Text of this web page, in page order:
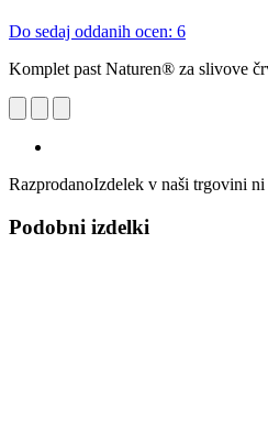
Do sedaj oddanih ocen: 6
Komplet past Naturen® za slivove
RazprodanoIzdelek v naši trgovini
Podobni izdelki